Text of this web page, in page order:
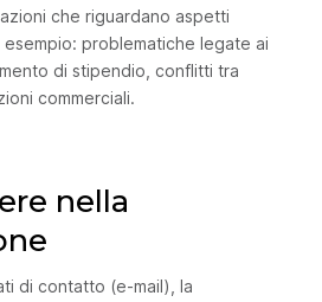
che riguardano aspetti
problematiche legate ai
di stipendio, conflitti tra
commerciali.
nella
di contatto (e-mail), la